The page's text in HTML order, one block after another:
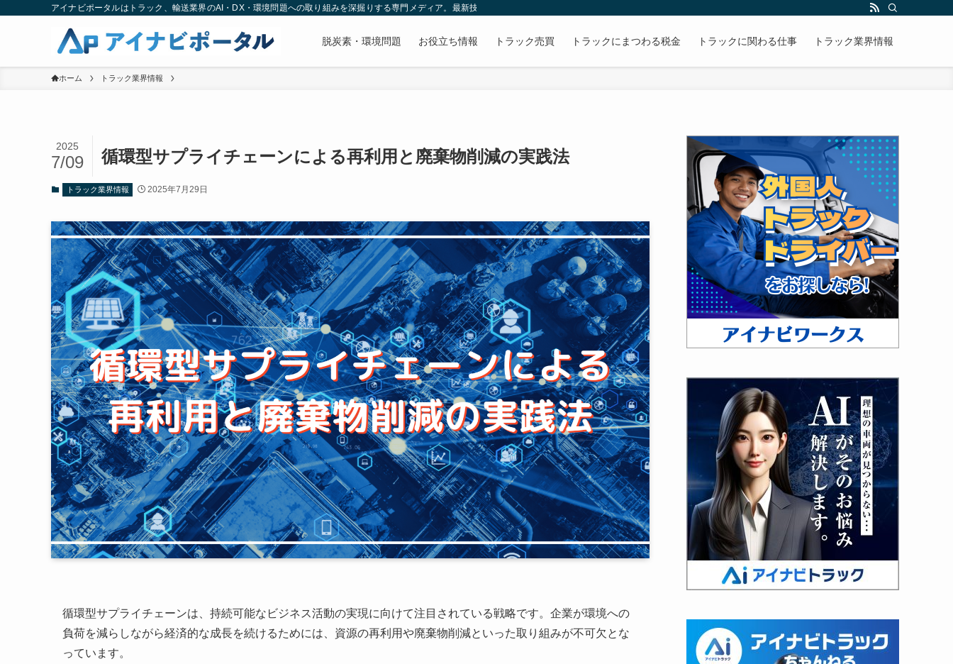
アイナビポータルはトラック、輸送業界のAI・DX・環境問題への取り組みを深掘りする専門メディア。最新技術やトレンド、先進的な事業戦略をわかりやすく解説します。
脱炭素・環境問題 お役立ち情報 トラック売買 トラックにまつわる税金 トラックに関わる仕事 トラック業界情報
ホーム トラック業界情報
循環型サプライチェーンによる再利用と廃棄物削減の実践法
2025
7/09
トラック業界情報 2025年7月29日
循環型サプライチェーンは、持続可能なビジネス活動の実現に向けて注目されている戦略です。企業が環境への
負荷を減らしながら経済的な成長を続けるためには、資源の再利用や廃棄物削減といった取り組みが不可欠とな
っています。